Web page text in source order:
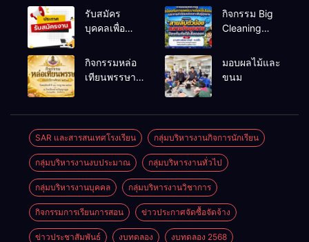
รับสมัคร
บุคคลเพื่อ
เลือกสรรเป็น
พนักงาน
กิจกรรม Big
Cleaning
ป้องกันโรคไข้
กิจกรรมหล่อ
เทียนพรรษา
มอบผลไม้และ
ขนม
SAR และสารสนเทศโรงเรียน กลุ่มบริหารงานกิจการนักเรียน
กลุ่มบริหารงานงบประมาณ กลุ่มบริหารงานทั่วไป
กลุ่มบริหารงานบุคคล กลุ่มบริหารงานวิชาการ
กิจกรรมการเรียนการสอน ข่าวประกาศจัดซื้อจัดจ้าง
ข่าวประชาสัมพันธ์ งบทดลอง งบทดลอง 2568